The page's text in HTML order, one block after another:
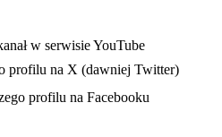
karcie
w serwisie YouTube
profilu na X (dawniej Twitter)
nowej karcieprofilu na Facebooku